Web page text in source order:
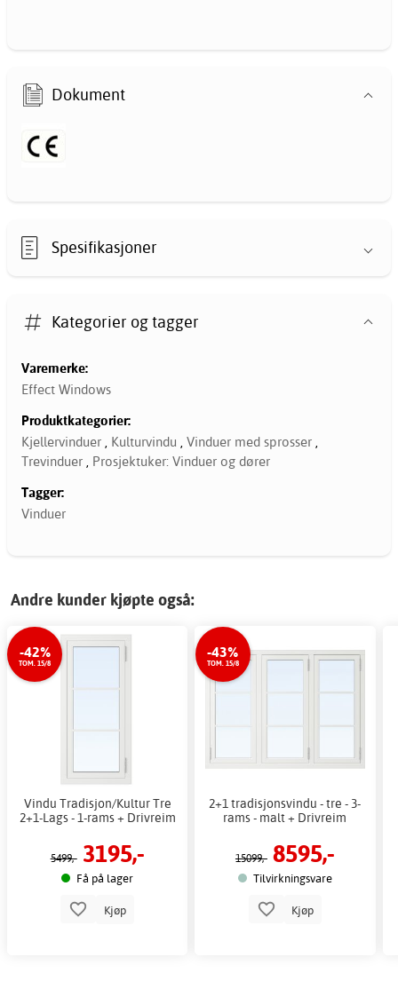
Dokument
Spesifikasjoner
Kategorier og tagger
Varemerke:
Effect Windows
Produktkategorier:
Kjellervinduer , Kulturvindu , Vinduer med sprosser ,
Trevinduer , Prosjektuker: Vinduer og dører
Tagger:
Vinduer
Andre kunder kjøpte også:
-42%
TOM. 15/8
Vindu Tradisjon/Kultur Tre
2+1-Lags - 1-rams + Drivreim
5499,- 3195,-
Få på lager
Kjøp
-43%
TOM. 15/8
2+1 tradisjonsvindu - tre - 3-
rams - malt + Drivreim
15099,- 8595,-
Tilvirkningsvare
Kjøp